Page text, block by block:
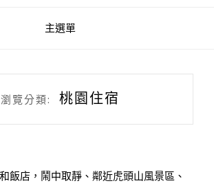
主選單
瀏覽分類: 桃園住宿